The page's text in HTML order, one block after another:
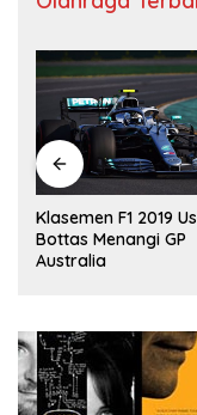
Klasemen F1 2019
Bottas Menangi GP
Australia